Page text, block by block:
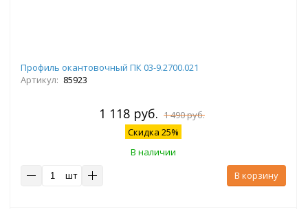
Профиль окантовочный ПК 03-9.2700.021
Артикул: 85923
1 118 руб. 1 490 руб.
Скидка 25%
В наличии
шт
В корзину